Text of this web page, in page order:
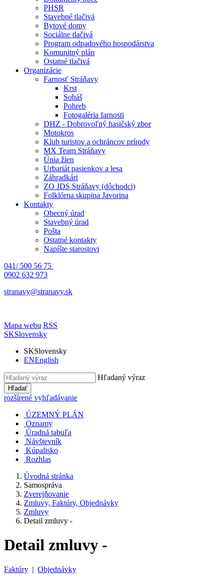
PHSR
Stavebné tlačivá
Bytové domy
Sociálne tlačivá
Program odpadového hospodárstva
Komunitný plán
Ostatné tlačivá
Organizácie
Farnosť Stráňavy
Krst
Sobáš
Pohreb
Fotogaléria farnosti
DHZ - Dobrovoľný hasičský zbor
Motokros
Klub turistov a ochráncov prírody
MX Team Stráňavy
Únia žien
Urbariát pasienkov a lesa
Záhradkári
ZO JDS Stráňavy (dôchodci)
Folklórna skupina Javorina
Kontakty
Obecný úrad
Stavebný úrad
Pošta
Ostatné kontakty
Napíšte starostovi
041/ 500 56 75
0902 632 973
stranavy@stranavy.sk
Mapa webu RSS
SKSlovensky
SKSlovensky
ENEnglish
Hľadaný výraz
Hľadať
rozšírené vyhľadávanie
ÚZEMNÝ PLÁN
Oznamy
Úradná tabuľa
Návštevník
Kúpalisko
Rozhlas
Úvodná stránka
Samospráva
Zverejňovanie
Zmluvy, Faktúry, Objednávky
Zmluvy
Detail zmluvy -
Detail zmluvy -
Faktúry | Objednávky